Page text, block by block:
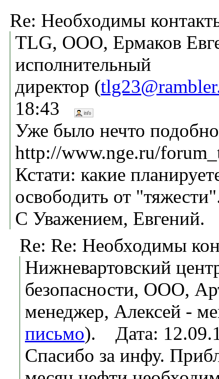
Re: Необходимы
TLG, ООО, Ермаков
исполнительный
директор (
18:43
Уже было нечто
http://www.nge.ru/
Кстати: какие
освободить от
С Уважением, Евгений.
Re: Re: Необходимы
Нижневартовский
безопасности, ООО,
менеджер, Алексей -
письмо). Дата:
Спасибо за инфу.